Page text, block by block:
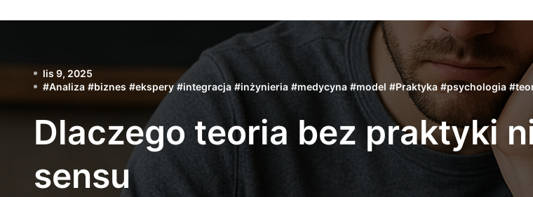
lis 9, 2025
#Analiza #biznes #ekspery #integracja #inżynieria #medycyna #model #Praktyka #psychologia #
Dlaczego teoria bez praktyki
sensu